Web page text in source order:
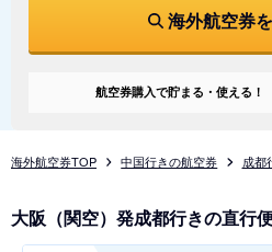
海外航空券
航空券購入で貯まる・使える！
海外航空券TOP 中国行きの航空券 成都
大阪（関空）発成都行きの直行